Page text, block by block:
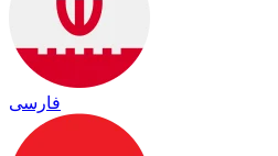
فارسی